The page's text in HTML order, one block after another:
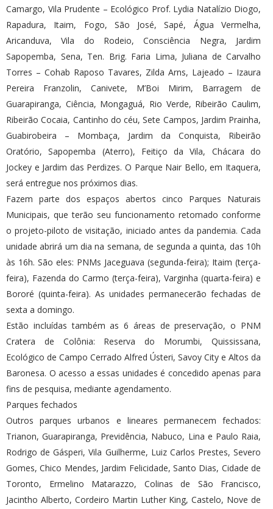
Camargo, Vila Prudente – Ecológico Prof. Lydia Natalízio Diogo,
Rapadura, Itaim, Fogo, São José, Sapé, Água Vermelha,
Aricanduva, Vila do Rodeio, Consciência Negra, Jardim
Sapopemba, Sena, Ten. Brig. Faria Lima, Juliana de Carvalho
Torres – Cohab Raposo Tavares, Zilda Arns, Lajeado – Izaura
Pereira Franzolin, Canivete, M’Boi Mirim, Barragem de
Guarapiranga, Ciência, Mongaguá, Rio Verde, Ribeirão Caulim,
Ribeirão Cocaia, Cantinho do céu, Sete Campos, Jardim Prainha,
Guabirobeira – Mombaça, Jardim da Conquista, Ribeirão
Oratório, Sapopemba (Aterro), Feitiço da Vila, Chácara do
Jockey e Jardim das Perdizes. O Parque Nair Bello, em Itaquera,
será entregue nos próximos dias.
Fazem parte dos espaços abertos cinco Parques Naturais
Municipais, que terão seu funcionamento retomado conforme
o projeto-piloto de visitação, iniciado antes da pandemia. Cada
unidade abrirá um dia na semana, de segunda a quinta, das 10h
às 16h. São eles: PNMs Jaceguava (segunda-feira); Itaim (terça-
feira), Fazenda do Carmo (terça-feira), Varginha (quarta-feira) e
Bororé (quinta-feira). As unidades permanecerão fechadas de
sexta a domingo.
Estão incluídas também as 6 áreas de preservação, o PNM
Cratera de Colônia: Reserva do Morumbi, Quississana,
Ecológico de Campo Cerrado Alfred Ústeri, Savoy City e Altos da
Baronesa. O acesso a essas unidades é concedido apenas para
fins de pesquisa, mediante agendamento.
Parques fechados
Outros parques urbanos e lineares permanecem fechados:
Trianon, Guarapiranga, Previdência, Nabuco, Lina e Paulo Raia,
Rodrigo de Gásperi, Vila Guilherme, Luiz Carlos Prestes, Severo
Gomes, Chico Mendes, Jardim Felicidade, Santo Dias, Cidade de
Toronto, Ermelino Matarazzo, Colinas de São Francisco,
Jacintho Alberto, Cordeiro Martin Luther King, Castelo, Nove de